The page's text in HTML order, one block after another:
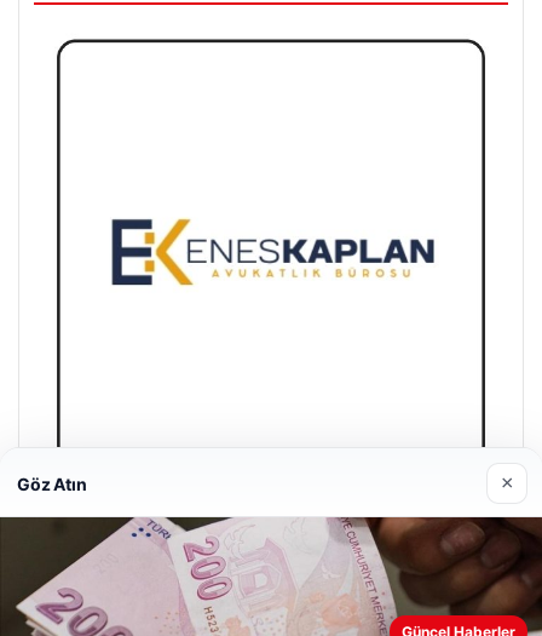
Enes Kaplan Avukatlık Bürosu
28/04/2026
Göz Atın ×
Güncel Haberler